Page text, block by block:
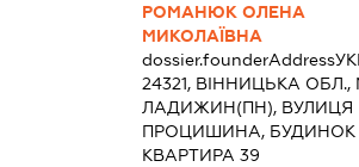
РОМАНЮК ОЛЕНА
МИКОЛАЇВНА
dossier.founderAddress
24321, ВІННИЦЬКА ОБЛ.,
ЛАДИЖИН(ПН), ВУЛИЦЯ
ПРОЦИШИНА, БУДИНОК
КВАРТИРА 39